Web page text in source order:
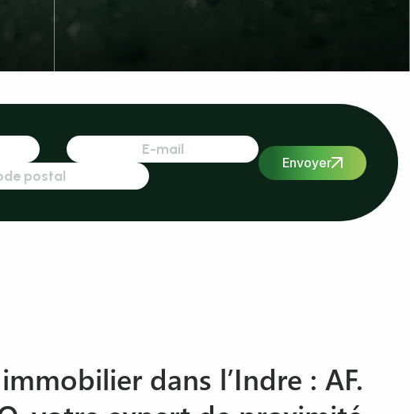
Envoyer
dans l’Indre : AF.